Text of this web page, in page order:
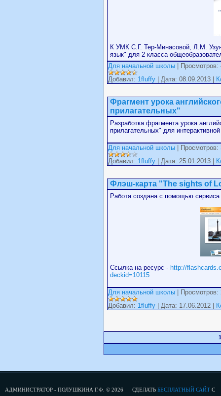
К УМК С.Г. Тер-Минасовой, Л.М.
язык" для 2 класса
Для начальной школы |
Добавил: 1fluffy | Дата: 08.09.2013 |
Фрагмент урока
прилагательных"
Разработка фрагмента урока
прилагательных" для
Для начальной школы |
Добавил: 1fluffy | Дата: 25.01.2013 |
Флэш-карта "The sights of
Работа создана с помощью
Ссылка на ресурс - http://
deckid=10115
Для начальной школы |
Добавил: 1fluffy | Дата: 17.06.2012 |
АДМИНИСТРАТОР - ПОЛУШКИНА Г.Ф. © 2026 СДЕЛАТЬ БЕСПЛАТНЫЙ САЙТ С